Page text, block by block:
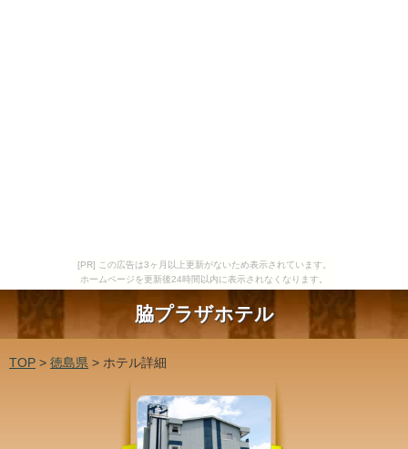
[PR] この広告は3ヶ月以上更新がないため表示されています。
ホームページを更新後24時間以内に表示されなくなります。
脇プラザホテル
TOP > 徳島県 > ホテル詳細